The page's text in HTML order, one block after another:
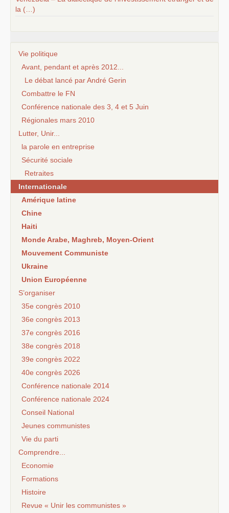
la (…)
Vie politique
Avant, pendant et après 2012...
Le débat lancé par André Gerin
Combattre le FN
Conférence nationale des 3, 4 et 5 Juin
Régionales mars 2010
Lutter, Unir...
la parole en entreprise
Sécurité sociale
Retraites
Internationale
Amérique latine
Chine
Haiti
Monde Arabe, Maghreb, Moyen-Orient
Mouvement Communiste
Ukraine
Union Européenne
S’organiser
35e congrès 2010
36e congrès 2013
37e congrès 2016
38e congrès 2018
39e congrès 2022
40e congrès 2026
Conférence nationale 2014
Conférence nationale 2024
Conseil National
Jeunes communistes
Vie du parti
Comprendre...
Economie
Formations
Histoire
Revue « Unir les communistes »